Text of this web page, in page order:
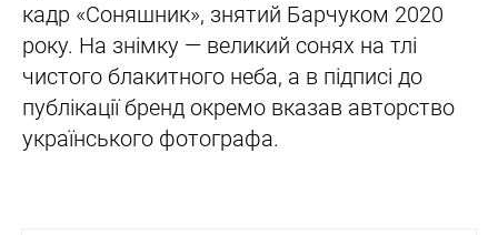
кадр «Соняшник», знятий Барчуком 2020
року. На знімку — великий сонях на тлі
чистого блакитного неба, а в підписі до
публікації бренд окремо вказав авторство
українського фотографа.